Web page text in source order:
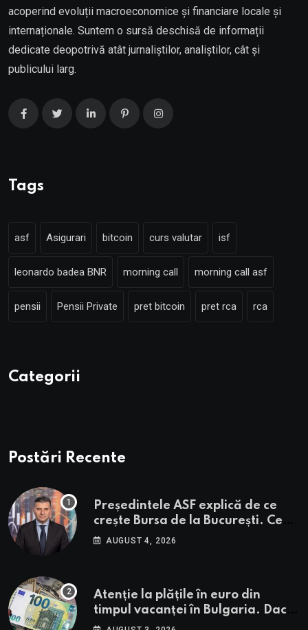
acoperind evoluții macroeconomice și financiare locale și
internaționale. Suntem o sursă deschisă de informații
dedicate deopotrivă atât jurnaliștilor, analiștilor, cât și
publicului larg.
Tags
asf Asigurari bitcoin curs valutar isf
leonardo badea BNR morning call morning call asf
pensii Pensii Private pret bitcoin pret rca rca
Categorii
Postări Recente
Președintele ASF explică de ce
crește Bursa de la București. Ce
urmează pentru BVB potrivit lui
AUGUST 4, 2026
Atenție la plățile în euro din
timpul vacanței în Bulgaria. Dacă
în România cele mai falsificate